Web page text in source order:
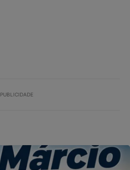
PUBLICIDADE